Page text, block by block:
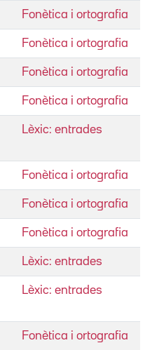
Fonètica i ortografia
Fonètica i ortografia
Fonètica i ortografia
Fonètica i ortografia
Lèxic: entrades
Fonètica i ortografia
Fonètica i ortografia
Fonètica i ortografia
Lèxic: entrades
Lèxic: entrades
Fonètica i ortografia